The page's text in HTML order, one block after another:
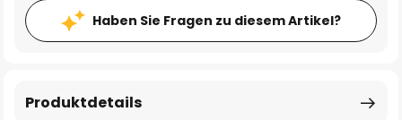
Haben Sie Fragen zu diesem Artikel?
Produktdetails